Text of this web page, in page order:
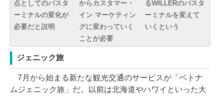
点としてのバスタ
ーミナルの変化が
必要だと説明
からカスタマー・
イン マーケティン
グに変わっていく
ことが必要
るWILLERのバスタ
ーミナルを変えて
いくという
ジェニック旅
7月から始まる新たな観光交通のサービスが「ベトナ
ムジェニック旅」だ。以前は北海道やハワイといった大